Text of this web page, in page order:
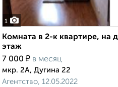
1
Комната в 2-к квартире, на
этаж
7 000 ₽ в месяц
мкр. 2А, Дугина 22
Агентство, 12.05.2022